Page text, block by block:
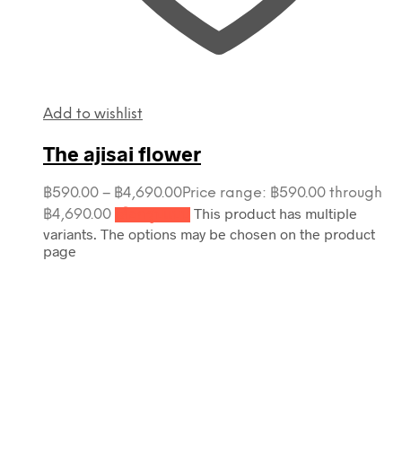
Add to wishlist
The ajisai flower
฿590.00 – ฿4,690.00Price range: ฿590.00 through
฿4,690.00
This product has multiple
variants. The options may be chosen on the product
page